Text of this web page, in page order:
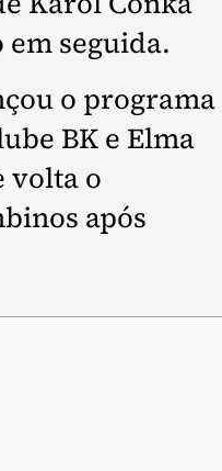
em seguida.
o programa
BK e Elma
volta o
após